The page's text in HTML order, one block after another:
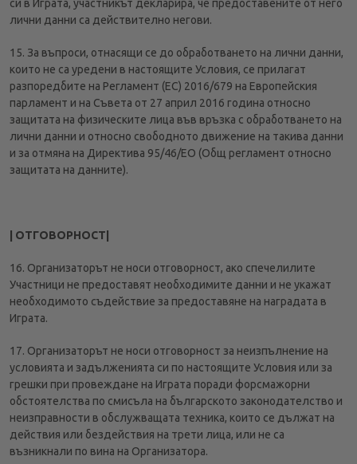
си в Играта, участникът декларира, че предоставените от него
лични данни са действително негови.
15. За въпроси, отнасящи се до обработването на лични данни,
които не са уредени в настоящите Условия, се прилагат
разпоредбите на Регламент (ЕС) 2016/679 на Европейския
парламент и на Съвета от 27 април 2016 година относно
защитата на физическите лица във връзка с обработването на
лични данни и относно свободното движение на такива данни
и за отмяна на Директива 95/46/EО (Общ регламент относно
защитата на данните).
| ОТГОВОРНОСТ|
16. Организаторът не носи отговорност, ако спечелилите
Участници не предоставят необходимите данни и не укажат
необходимото съдействие за предоставяне на наградата в
Играта.
17. Организаторът не носи отговорност за неизпълнение на
условията и задълженията си по настоящите Условия или за
грешки при провеждане на Играта поради форсмажорни
обстоятелства по смисъла на българското законодателство и
неизправности в обслужващата техника, които се дължат на
действия или бездействия на трети лица, или не са
възникнали по вина на Организатора.